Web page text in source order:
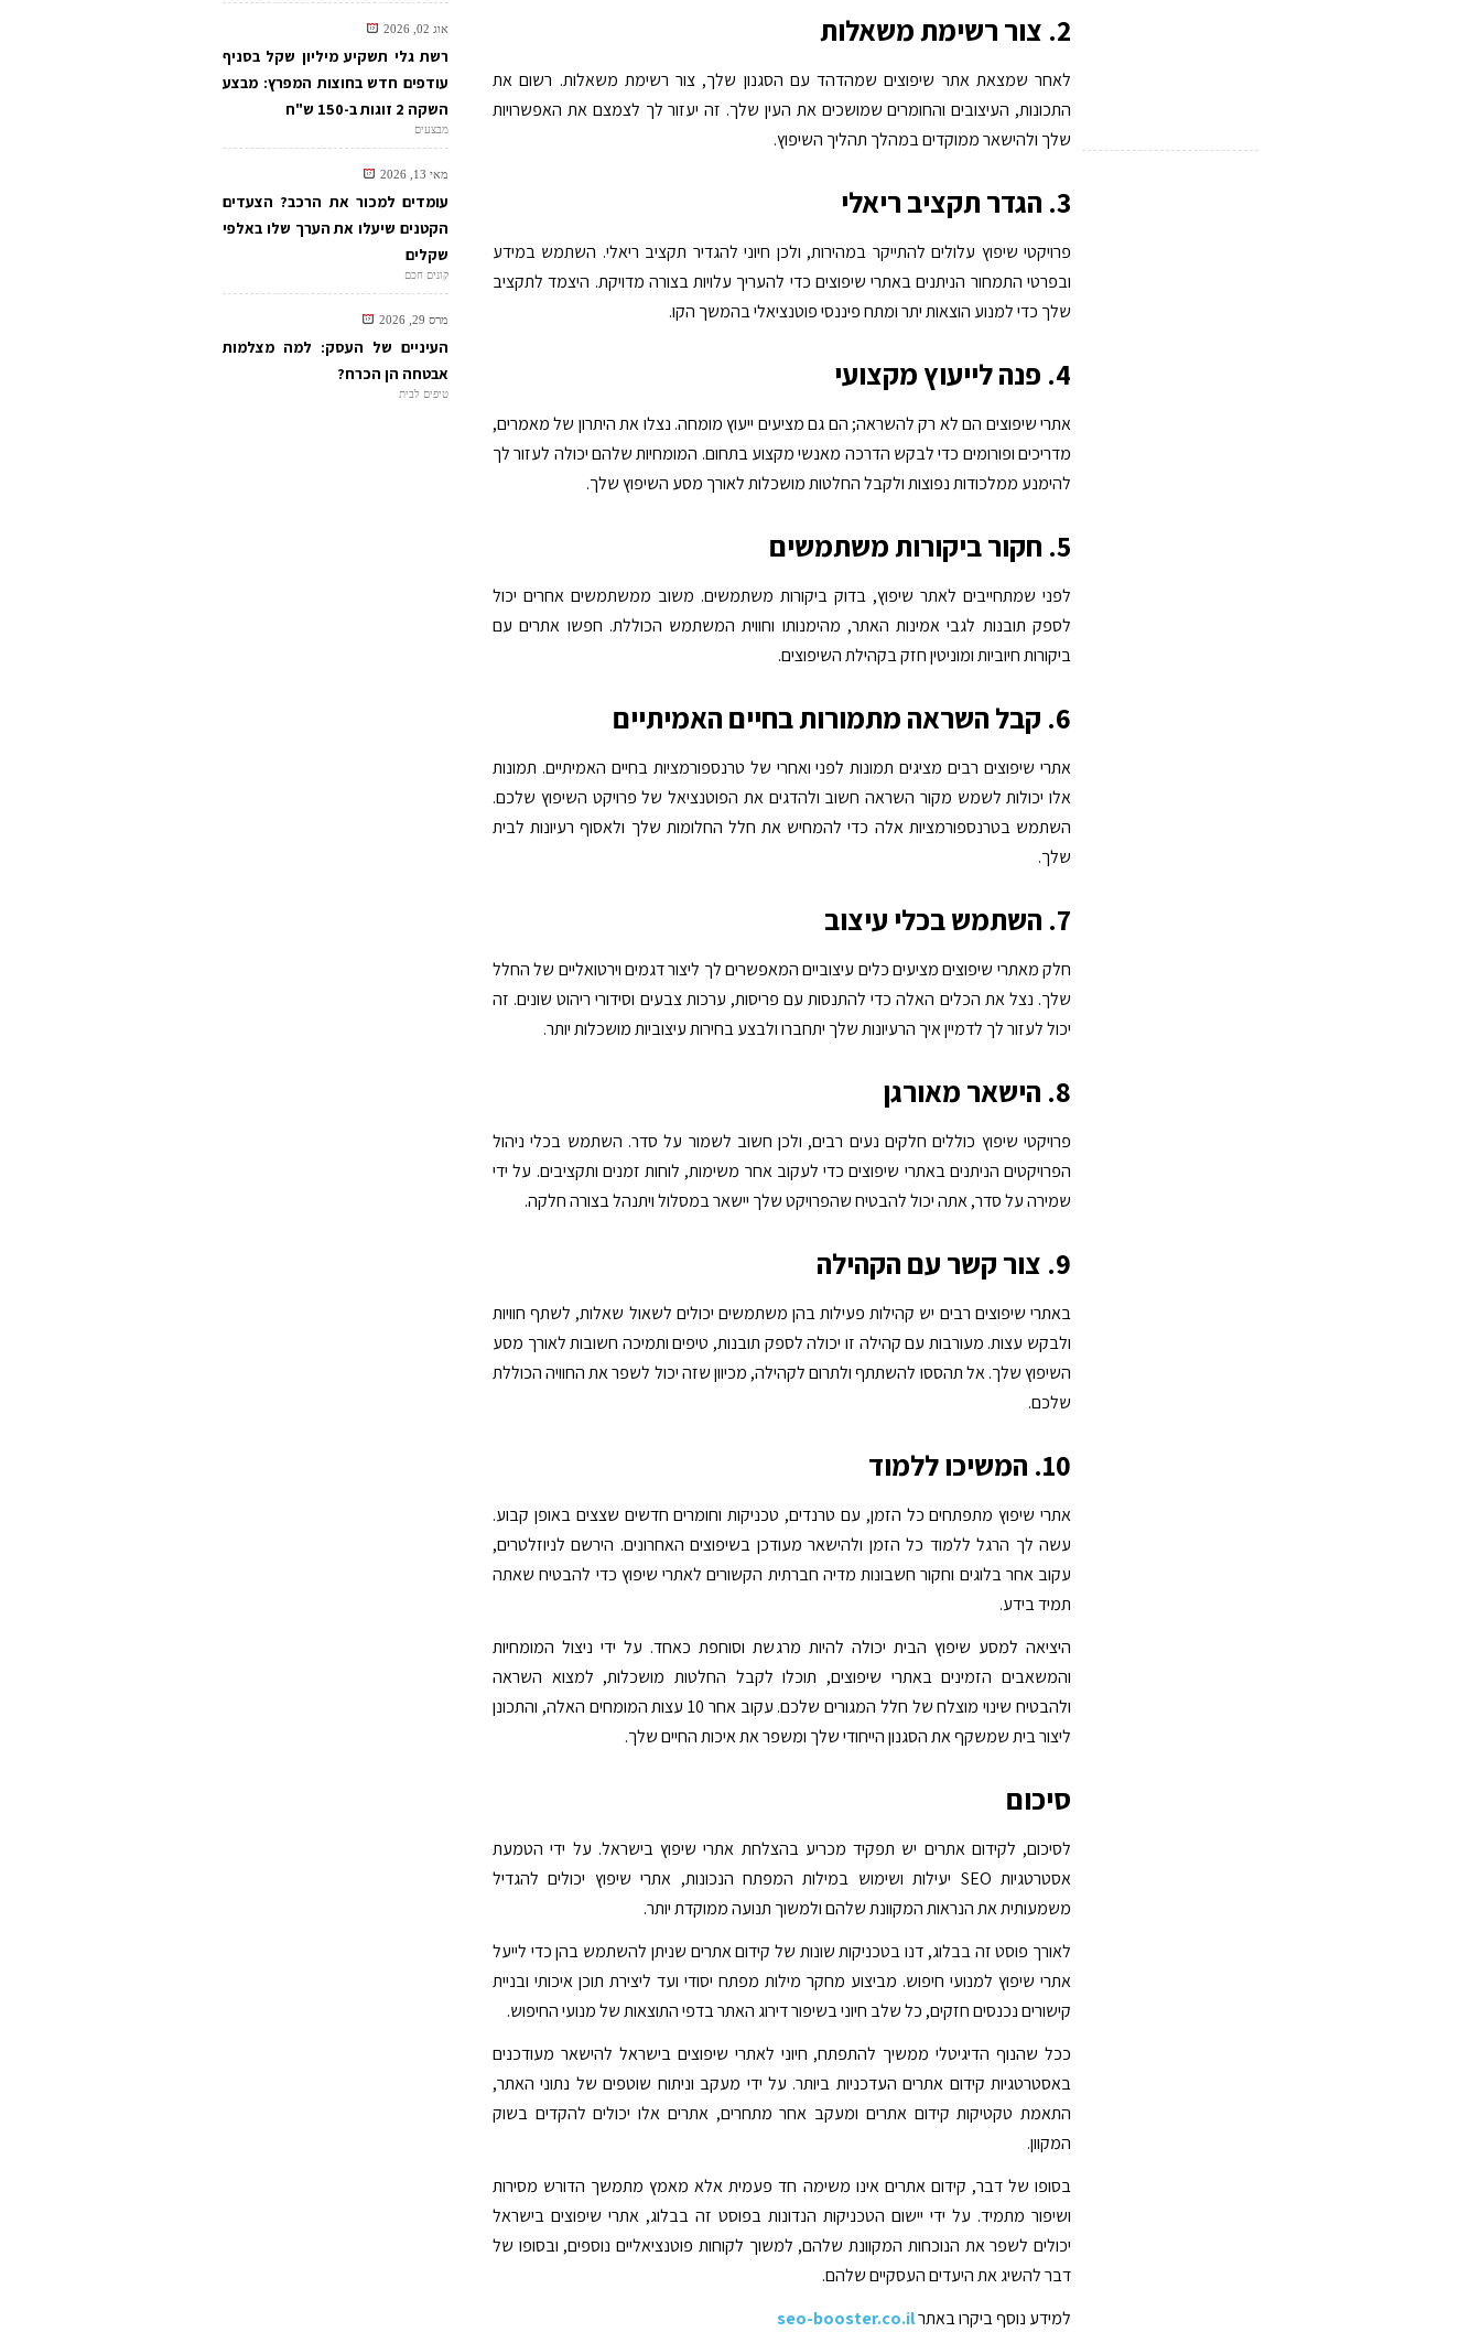
2. צור רשימת משאלות
לאחר שמצאת אתר שיפוצים שמהדהד עם הסגנון שלך, צור רשימת משאלות. רשום את
התכונות, העיצובים והחומרים שמושכים את העין שלך. זה יעזור לך לצמצם את האפשרויות
שלך ולהישאר ממוקדים במהלך תהליך השיפוץ.
3. הגדר תקציב ריאלי
פרויקטי שיפוץ עלולים להתייקר במהירות, ולכן חיוני להגדיר תקציב ריאלי. השתמש במידע
ובפרטי התמחור הניתנים באתרי שיפוצים כדי להעריך עלויות בצורה מדויקת. היצמד לתקציב
שלך כדי למנוע הוצאות יתר ומתח פיננסי פוטנציאלי בהמשך הקו.
4. פנה לייעוץ מקצועי
אתרי שיפוצים הם לא רק להשראה; הם גם מציעים ייעוץ מומחה. נצלו את היתרון של מאמרים,
מדריכים ופורומים כדי לבקש הדרכה מאנשי מקצוע בתחום. המומחיות שלהם יכולה לעזור לך
להימנע ממלכודות נפוצות ולקבל החלטות מושכלות לאורך מסע השיפוץ שלך.
5. חקור ביקורות משתמשים
לפני שמתחייבים לאתר שיפוץ, בדוק ביקורות משתמשים. משוב ממשתמשים אחרים יכול
לספק תובנות לגבי אמינות האתר, מהימנותו וחווית המשתמש הכוללת. חפשו אתרים עם
ביקורות חיוביות ומוניטין חזק בקהילת השיפוצים.
6. קבל השראה מתמורות בחיים האמיתיים
אתרי שיפוצים רבים מציגים תמונות לפני ואחרי של טרנספורמציות בחיים האמיתיים. תמונות
אלו יכולות לשמש מקור השראה חשוב ולהדגים את הפוטנציאל של פרויקט השיפוץ שלכם.
השתמש בטרנספורמציות אלה כדי להמחיש את חלל החלומות שלך ולאסוף רעיונות לבית
שלך.
7. השתמש בכלי עיצוב
חלק מאתרי שיפוצים מציעים כלים עיצוביים המאפשרים לך ליצור דגמים וירטואליים של החלל
שלך. נצל את הכלים האלה כדי להתנסות עם פריסות, ערכות צבעים וסידורי ריהוט שונים. זה
יכול לעזור לך לדמיין איך הרעיונות שלך יתחברו ולבצע בחירות עיצוביות מושכלות יותר.
8. הישאר מ אורגן
פרויקטי שיפוץ כוללים חלקים נעים רבים, ולכן חשוב לשמור על סדר. השתמש בכלי ניהול
הפרויקטים הניתנים באתרי שיפוצים כדי לעקוב אחר משימות, לוחות זמנים ותקציבים. על ידי
שמירה על סדר, אתה יכול להבטיח שהפרויקט שלך יישאר במסלול ויתנהל בצורה חלקה.
9. צור קשר עם הקהילה
באתרי שיפוצים רבים יש קהילות פעילות בהן משתמשים יכולים לשאול שאלות, לשתף חוויות
ולבקש עצות. מעורבות עם קהילה זו יכולה לספק תובנות, טיפים ותמיכה חשובות לאורך מסע
השיפוץ שלך. אל תהססו להשתתף ולתרום לקהילה, מכיוון שזה יכול לשפר את החוויה הכוללת
שלכם.
10. המשיכו ללמוד
אתרי שיפוץ מתפתחים כל הזמן, עם טרנדים, טכניקות וחומרים חדשים שצצים באופן קבוע.
עשה לך הרגל ללמוד כל הזמן ולהישאר מעודכן בשיפוצים האחרונים. הירשם לניוזלטרים,
עקוב אחר בלוגים וחקור חשבונות מדיה חברתית הקשורים לאתרי שיפוץ כדי להבטיח שאתה
תמיד בידע.
היציאה למסע שיפוץ הבית יכולה להיות מרגשת וסוחפת כאחד. על ידי ניצול המומחיות
והמשאבים הזמינים באתרי שיפוצים, תוכלו לקבל החלטות מושכלות, למצוא השראה
ולהבטיח שינוי מוצלח של חלל המגורים שלכם. עקוב אחר 10 עצות המומחים האלה, והתכונן
ליצור בית שמשקף את הסגנון הייחודי שלך ומשפר את איכות החיים שלך.
סיכום
לסיכום, לקידום אתרים יש תפקיד מכריע בהצלחת אתרי שיפוץ בישראל. על ידי הטמעת
אסטרטגיות SEO יעילות ושימוש במילות המפתח הנכונות, אתרי שיפוץ יכולים להגדיל
משמעותית את הנראות המקוונת שלהם ולמשוך תנועה ממוקדת יותר.
לאורך פוסט זה בבלוג, דנו בטכניקות שונות של קידום אתרים שניתן להשתמש בהן כדי לייעל
אתרי שיפוץ למנועי חיפוש. מביצוע מחקר מילות מפתח יסודי ועד ליצירת תוכן איכותי ובניית
קישורים נכנסים חזקים, כל שלב חיוני בשיפור דירוג האתר בדפי התוצאות של מנועי החיפוש.
ככל שהנוף הדיגיטלי ממשיך להתפתח, חיוני לאתרי שיפוצים בישראל להישאר מעודכנים
באסטרטגיות קידום אתרים העדכניות ביותר. על ידי מעקב וניתוח שוטפים של נתוני האתר,
התאמת טקטיקות קידום אתרים ומעקב אחר מתחרים, אתרים אלו יכולים להקדים בשוק
המקוון.
בסופו של דבר, קידום אתרים אינו משימה חד פעמית אלא מאמץ מתמשך הדורש מסירות
ושיפור מתמיד. על ידי יישום הטכניקות הנדונות בפוסט זה בבלוג, אתרי שיפוצים בישראל
יכולים לשפר את הנוכחות המקוונת שלהם, למשוך לקוחות פוטנציאליים נוספים, ובסופו של
דבר להשיג את היעדים העסקיים שלהם.
למידע נוסף ביקרו באתרseo-booster.co.il
אוג 02, 2026
רשת גלי תשקיע מיליון שקל בסניף
עודפים חדש בחוצות המפרץ: מבצע
השקה 2 זוגות ב-150 ש"ח
מבצעים
מאי 13, 2026
עומדים למכור את הרכב? הצעדים
הקטנים שיעלו את הערך שלו באלפי
שקלים
קונים חכם
מרס 29, 2026
העיניים של העסק: למה מצלמות
אבטחה הן הכרח?
טיפים לבית